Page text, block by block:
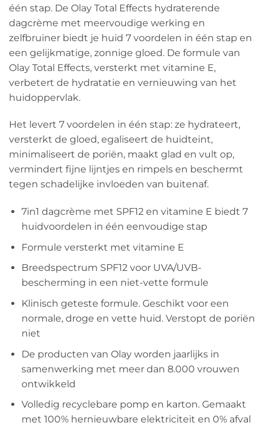
één stap. De Olay Total Effects hydraterende
dagcrème met meervoudige werking en
zelfbruiner biedt je huid 7 voordelen in één stap en
een gelijkmatige, zonnige gloed. De formule van
Olay Total Effects, versterkt met vitamine E,
verbetert de hydratatie en vernieuwing van het
huidoppervlak.
Het levert 7 voordelen in één stap: ze hydrateert,
versterkt de gloed, egaliseert de huidteint,
minimaliseert de poriën, maakt glad en vult op,
vermindert fijne lijntjes en rimpels en beschermt
tegen schadelijke invloeden van buitenaf.
7in1 dagcrème met SPF12 en vitamine E biedt 7
huidvoordelen in één eenvoudige stap
Formule versterkt met vitamine E
Breedspectrum SPF12 voor UVA/UVB-
bescherming in een niet-vette formule
Klinisch geteste formule. Geschikt voor een
normale, droge en vette huid. Verstopt de poriën
niet
De producten van Olay worden jaarlijks in
samenwerking met meer dan 8.000 vrouwen
ontwikkeld
Volledig recyclebare pomp en karton. Gemaakt
met 100% hernieuwbare elektriciteit en 0% afval